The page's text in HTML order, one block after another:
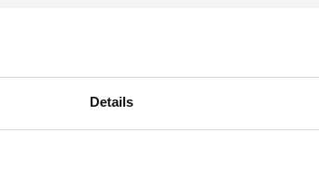
Details
zwischen
ersichtlich, wenn die
Wenn die zwei Materialien
sichtbare Unterschiede. Dort, wo
zu entwickeln.